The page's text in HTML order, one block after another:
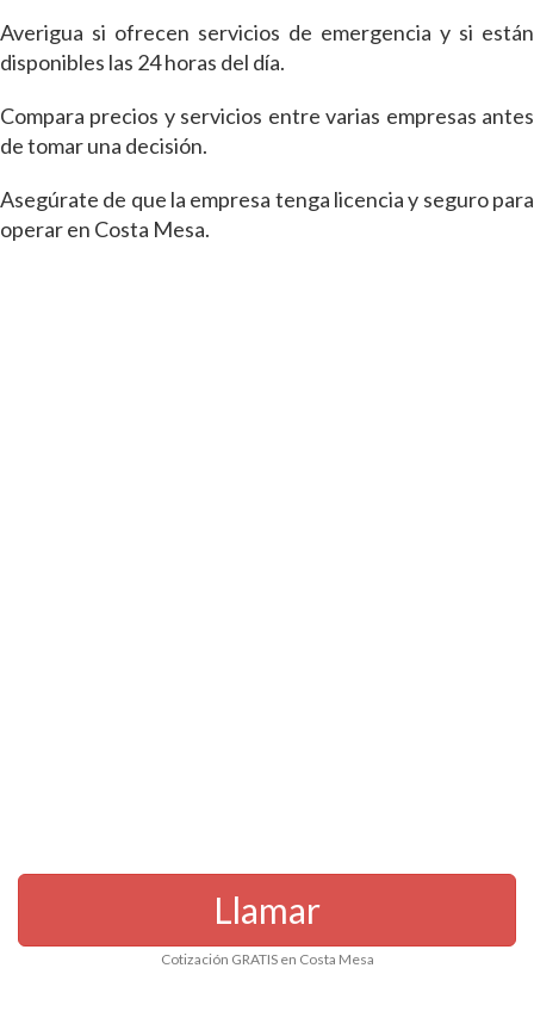
Averigua si ofrecen servicios de emergencia y si están
disponibles las 24 horas del día.
Compara precios y servicios entre varias empresas antes
de tomar una decisión.
Asegúrate de que la empresa tenga licencia y seguro para
operar en Costa Mesa.
Llamar
Cotización GRATIS en Costa Mesa